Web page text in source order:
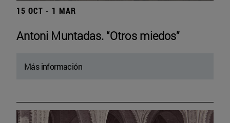
15 OCT - 1 MAR
Antoni Muntadas. “Otros miedos”
Más información